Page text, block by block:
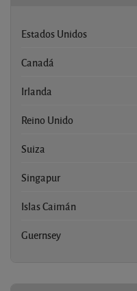
Estados Unidos
Canadá
Irlanda
Reino Unido
Suiza
Singapur
Islas Caimán
Guernsey